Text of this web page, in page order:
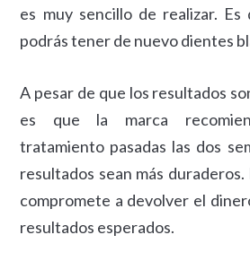
es muy sencillo de realizar. Es
podrás tener de nuevo dientes
A pesar de que los resultados
es que la marca
tratamiento pasadas las dos
resultados sean más
compromete a devolver el
resultados esperados.